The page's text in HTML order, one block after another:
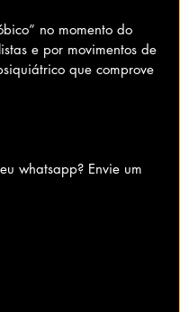
no momento do
e por movimentos de
que comprove
whatsapp? Envie um